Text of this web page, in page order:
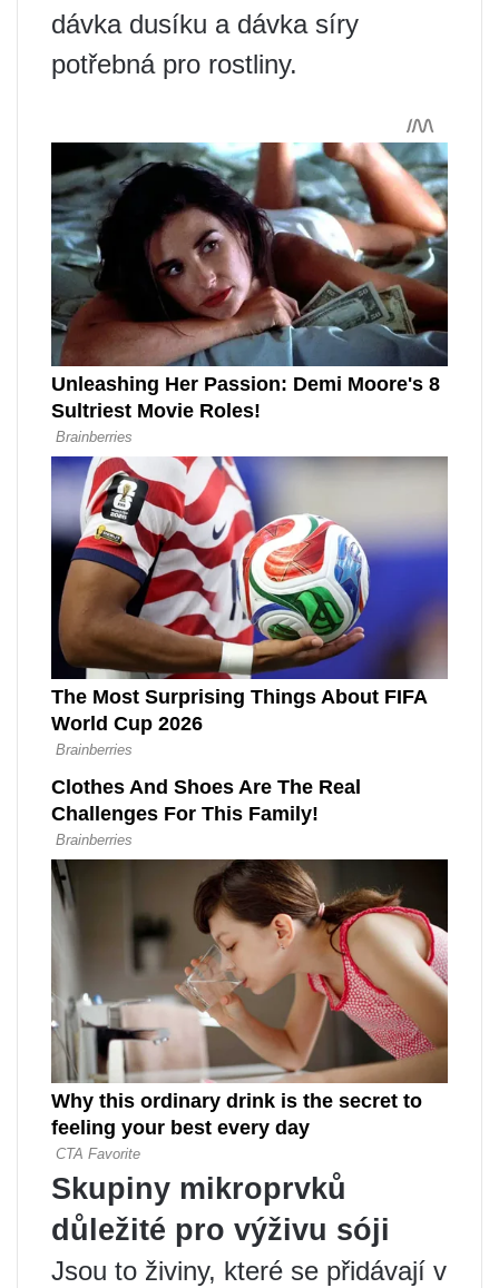
dávka dusíku a dávka síry
potřebná pro rostliny.
Skupiny mikroprvků
důležité pro výživu sóji
Jsou to živiny, které se přidávají v